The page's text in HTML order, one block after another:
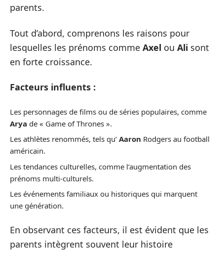
parents.
Tout d’abord, comprenons les raisons pour
lesquelles les prénoms comme Axel ou Ali sont
en forte croissance.
Facteurs influents :
Les personnages de films ou de séries populaires, comme
Arya de « Game of Thrones ».
Les athlètes renommés, tels qu’ Aaron Rodgers au football
américain.
Les tendances culturelles, comme l’augmentation des
prénoms multi-culturels.
Les événements familiaux ou historiques qui marquent
une génération.
En observant ces facteurs, il est évident que les
parents intègrent souvent leur histoire